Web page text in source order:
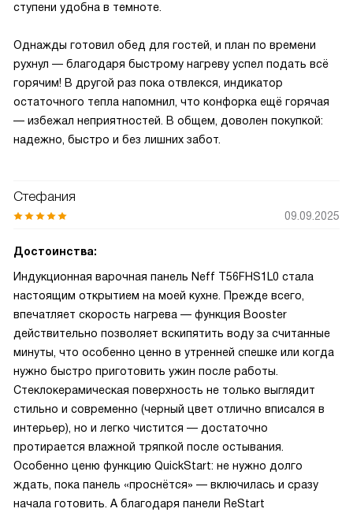
ступени удобна в темноте.
Однажды готовил обед для гостей, и план по времени
рухнул — благодаря быстрому нагреву успел подать всё
горячим! В другой раз пока отвлекся, индикатор
остаточного тепла напомнил, что конфорка ещё горячая
— избежал неприятностей. В общем, доволен покупкой:
надежно, быстро и без лишних забот.
Стефания
09.09.2025
Достоинства:
Индукционная варочная панель Neff T56FHS1L0 стала
настоящим открытием на моей кухне. Прежде всего,
впечатляет скорость нагрева — функция Booster
действительно позволяет вскипятить воду за считанные
минуты, что особенно ценно в утренней спешке или когда
нужно быстро приготовить ужин после работы.
Стеклокерамическая поверхность не только выглядит
стильно и современно (черный цвет отлично вписался в
интерьер), но и легко чистится — достаточно
протирается влажной тряпкой после остывания.
Особенно ценю функцию QuickStart: не нужно долго
ждать, пока панель «проснётся» — включилась и сразу
начала готовить. А благодаря панели ReStart